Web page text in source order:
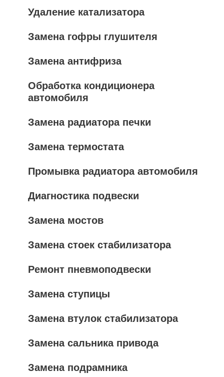
Удаление катализатора
Замена гофры глушителя
Замена антифриза
Обработка кондиционера
автомобиля
Замена радиатора печки
Замена термостата
Промывка радиатора автомобиля
Диагностика подвески
Замена мостов
Замена стоек стабилизатора
Ремонт пневмоподвески
Замена ступицы
Замена втулок стабилизатора
Замена сальника привода
Замена подрамника